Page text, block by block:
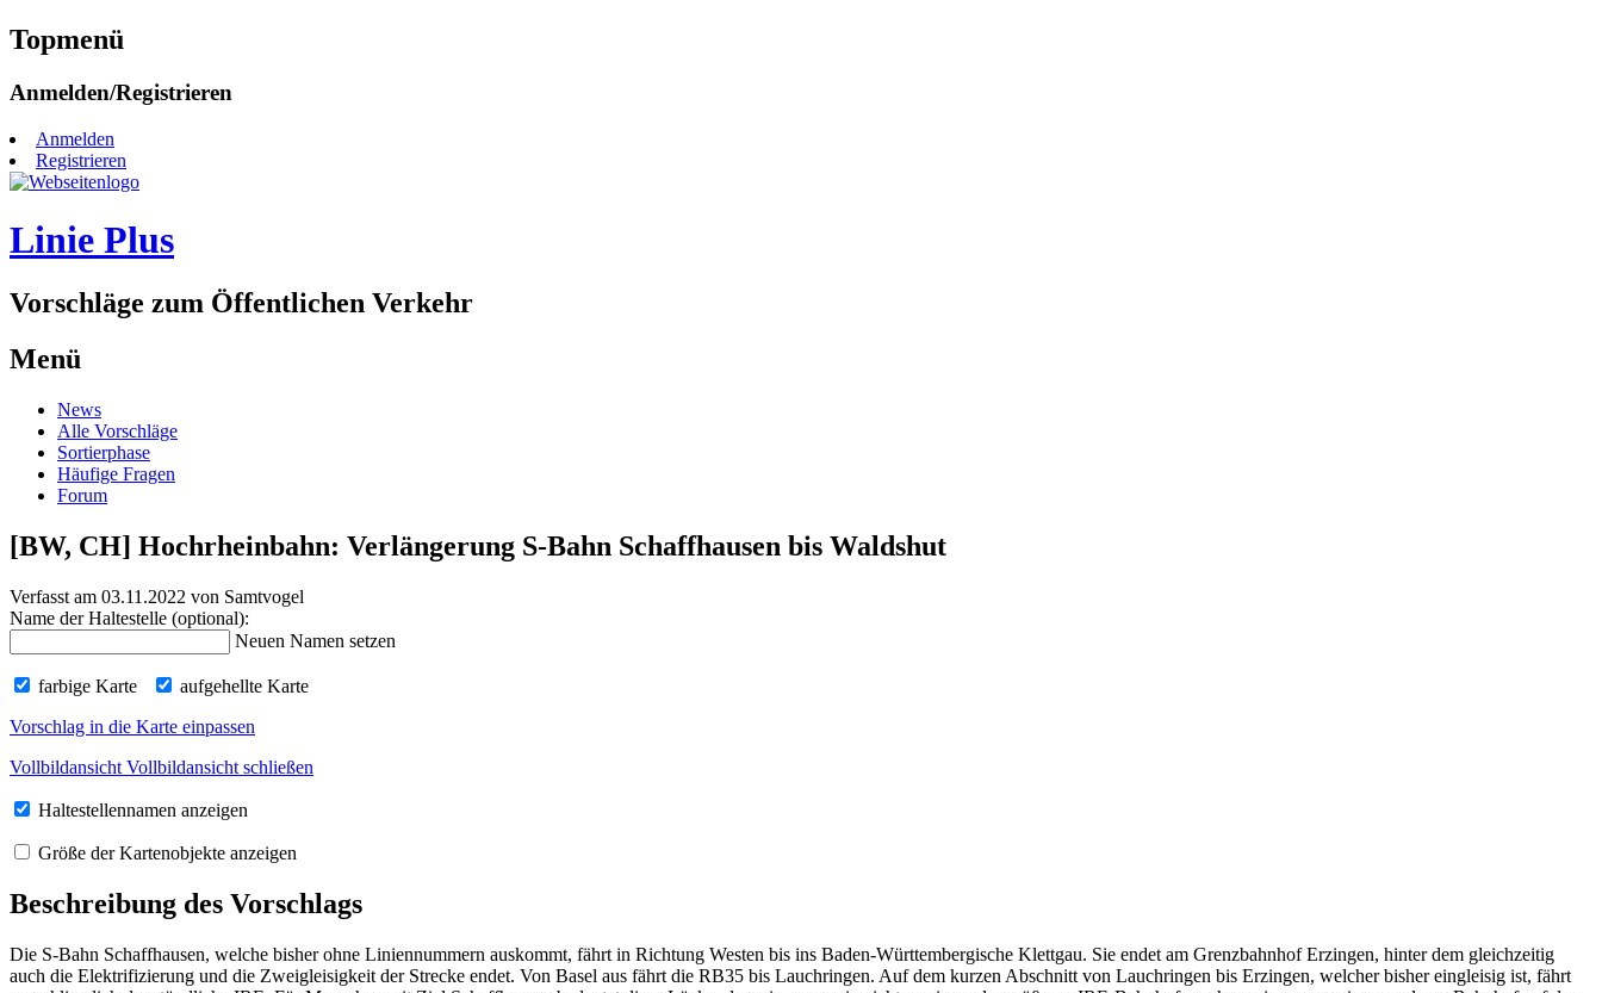
Topmenü
Zum
springen
Anmelden/Registrieren
Anmelden
Registrieren
Linie Plus
Vorschläge zum Öffentlichen Verkehr
Menü
Zum
Inhalt
springen
News
Alle Vorschläge
Sortierphase
Häufige Fragen
Forum
[BW, CH] Hochrheinbahn: Verlängerung S-Bahn Schaffhausen bis Waldshut
Verfasst am 03.11.2022 von Samtvogel
Name der Haltestelle (optional):
Neuen Namen setzen
farbige Karte
aufgehellte Karte
Vorschlag in die Karte einpassen
Vollbildansicht Vollbildansicht schließen
Haltestellennamen anzeigen
Größe der Kartenobjekte anzeigen
Beschreibung des Vorschlags
Die S-Bahn Schaffhausen, welche bisher ohne Liniennummern auskommt, fährt in Richtung Westen bis ins Baden-Württembergische Klettgau. Sie endet am Grenzbahnhof Erzingen, hinter dem gleichzeitig
auch die Elektrifizierung und die Zweigleisigkeit der Strecke endet. Von Basel aus fährt die RB35 bis Lauchringen. Auf dem kurzen Abschnitt von Lauchringen bis Erzingen, welcher bisher eingleisig ist, fährt